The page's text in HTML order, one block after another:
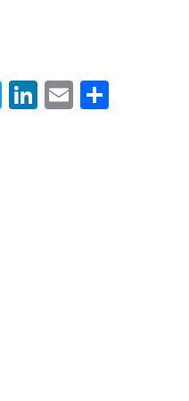
Twitter
LinkedIn
Email